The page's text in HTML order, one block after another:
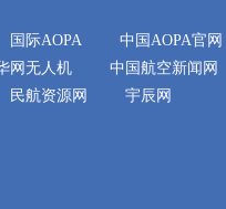
国际AOPA
中国AOPA官网
网无人机
中国航空新闻网
民航资源网
宇辰网